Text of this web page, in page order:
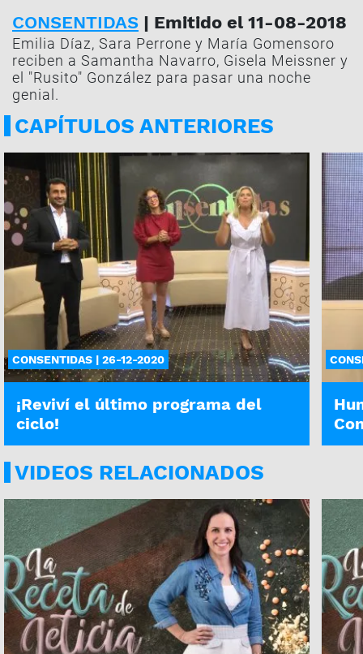
CONSENTIDAS | Emitido el 11-08-2018
Emilia Díaz, Sara Perrone y María Gomensoro
reciben a Samantha Navarro, Gisela Meissner y
el "Rusito" González para pasar una noche
genial.
CAPÍTULOS ANTERIORES
CONSENTIDAS | 26-12-2020
¡Reviví el último programa del
ciclo!
VIDEOS RELACIONADOS